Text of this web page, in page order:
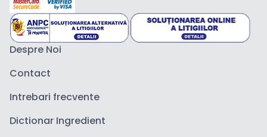
Despre Noi
Contact
Intrebari frecvente
Dictionar Ingredient